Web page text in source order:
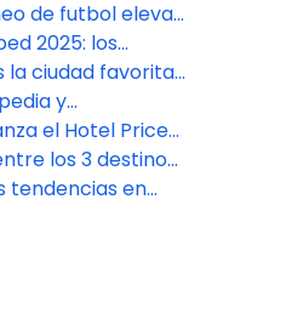
de viajes
este verano
de precios
de futbol elevan
desde México
2025: los
del año
la ciudad favorita
mexicanos
Nacional
Outlook de
y
cómo
en 2026
el Hotel Price
los 3 destinos
nivel mundial
tendencias en